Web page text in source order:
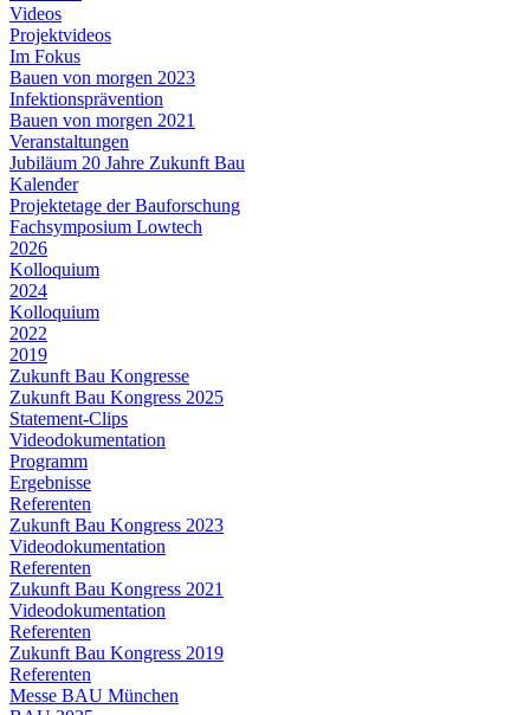
Videos
Projektvideos
Im Fokus
Bauen von morgen 2023
Infektionsprävention
Bauen von morgen 2021
Veranstaltungen
Jubiläum 20 Jahre Zukunft Bau
Kalender
Projektetage der Bauforschung
Fachsymposium Lowtech
2026
Kolloquium
2024
Kolloquium
2022
2019
Zukunft Bau Kongresse
Zukunft Bau Kongress 2025
Statement-Clips
Videodokumentation
Programm
Ergebnisse
Referenten
Zukunft Bau Kongress 2023
Videodokumentation
Referenten
Zukunft Bau Kongress 2021
Videodokumentation
Referenten
Zukunft Bau Kongress 2019
Referenten
Messe BAU München